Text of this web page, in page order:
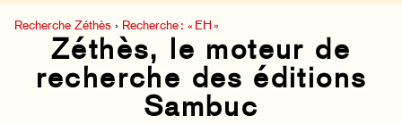
Recherche Zéthès › Recherche : « EH »
Zéthès, le moteur de
recherche des éditions
Sambuc